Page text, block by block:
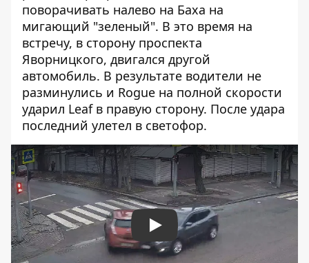
поворачивать налево на Баха на
мигающий "зеленый". В это время на
встречу, в сторону проспекта
Яворницкого, двигался другой
автомобиль. В результате водители не
разминулись и Rogue на полной скорости
ударил Leaf в правую сторону. После удара
последний улетел в светофор.
Play